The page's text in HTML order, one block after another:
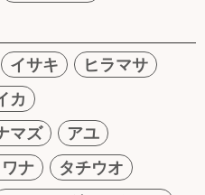
イサキ
ヒラマサ
カ
マズ
アユ
ナ
タチウオ